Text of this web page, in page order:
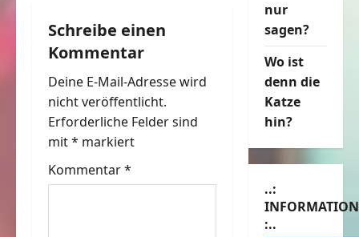
a
g
s
n
a
v
Schreibe einen
Kommentar
Deine E-Mail-Adresse wird
nicht veröffentlicht.
Erforderliche Felder sind
mit* markiert
Kommentar*
nur
sagen?
Wo ist
denn die
Katze
hin?
..:
:..